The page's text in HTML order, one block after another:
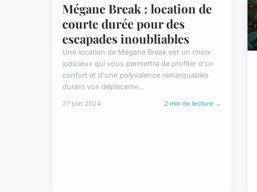
Mégane Break : location de
courte durée pour des
escapades inoubliables
Une location de Mégane Break est un choix
judicieux qui vous permettra de profiter d'un
confort et d'une polyvalence remarquables
durant vos déplaceme...
27 juin 2024 2 min de lecture →